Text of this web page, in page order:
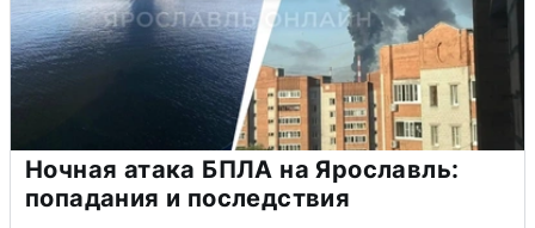
Ночная атака БПЛА на Ярославль:
попадания и последствия